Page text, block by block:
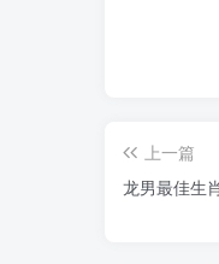
上一篇
龙男最佳生